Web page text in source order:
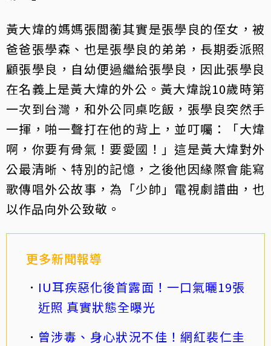
黃大煒的媽媽張閭蘅其實是張學良的侄女，被
爸爸張學森、也是張學良的弟弟，長期委派照
顧張學良，自幼便過繼給張學良，因此張學良
在名義上是黃大煒的外公。黃大煒說10歲時第
一次到台灣，和外公同桌吃飯，張學良突然手
一揮，啪一聲打在他的背上，並叮囑：「大煒
啊，你要有骨氣！要愛國！」這是黃大煒對外
公最清晰、特別的記憶，之後他因緣際會能寫
歌傳唱外公故事，為「少帥」電視劇譜曲，也
以作品向外公致敬。
更多新聞報導
IU耳疾惡化後首露面！一口氣曬19張
近照 真實狀態全曝光
曾涉毒、身心狀況不佳！網紅裴仁圭